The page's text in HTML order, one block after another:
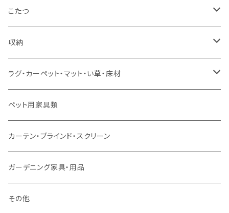
コーナーソファ
ソファセット
スツール・オットマン
ソファ付属品
クッション・座椅子
ワイドダブルサイズ以上（フレームのみ）
シングルサイズ以下（マットレス付）
セミダブルサイズ（マットレス付）
ダブルサイズ（マットレス付）
ダブルサイズ以上（マットレス付）
ロフトベッド
二段ベッド
ダイニング5点・6点セット
ダイニング7点セット以上
ダイニングテーブル
カウンターテーブル
リフティングテーブル
サイドテーブル・コーヒーテーブル
デスク
ダイニングチェア
カウンターチェア
キッズチェア
オフィスチェア・ゲーミングチェア
ダイニングベンチ・スツール
こたつ
こたつテーブル
こたつ布団
コタツ・布団セット
収納
本棚・シェルフ
食器棚・収納庫
レンジ台・カウンター
ラック
TVボード
ラグ・カーペット・マット・い草・床材
マット・フロアタイル
ラグ
カーペット
ペット用家具類
カーテン・ブラインド・スクリーン
ガーデニング家具・用品
その他